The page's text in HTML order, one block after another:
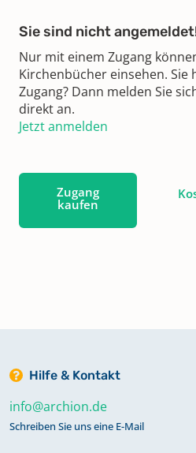
Sie sind nicht
Nur mit einem Zugang
Kirchenbücher einsehen. Sie
Zugang? Dann melden Sie
direkt an.
Jetzt anmelden
Zugang
kaufen
Hilfe & Kontakt
info@archion.de
Schreiben Sie uns eine E-Mail